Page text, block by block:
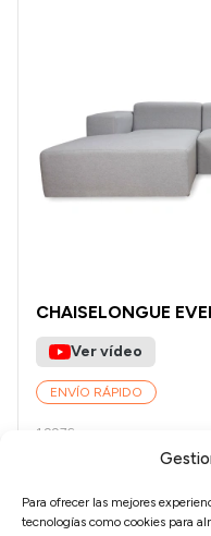
Para ofrecer las mejores
tecnologías como cookies para
CHAISELONGUE
Ver vídeo
ENVÍO RÁPIDO
1.997€